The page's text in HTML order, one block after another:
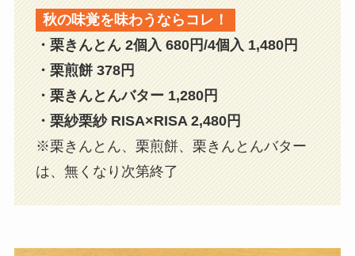
秋の味覚を味わうならコレ！
・栗きんとん 2個入 680円/4個入 1,480円
・栗煎餅 378円
・栗きんとんバター 1,280円
・栗紗栗紗 RISA×RISA 2,480円
※栗きんとん、栗煎餅、栗きんとんバター
は、無くなり次第終了